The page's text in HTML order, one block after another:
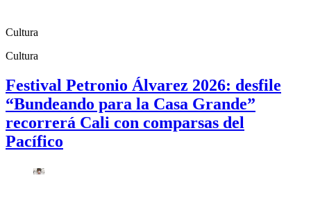
Cultura
Cultura
Festival Petronio Álvarez 2026: desfile
“Bundeando para la Casa Grande”
recorrerá Cali con comparsas del
Pacífico